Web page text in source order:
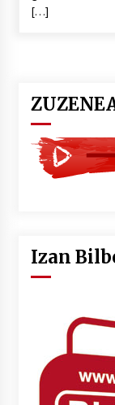
[…]
Izan